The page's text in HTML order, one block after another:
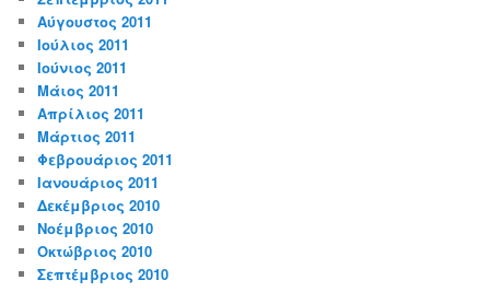
Αύγουστος 2011
Ιούλιος 2011
Ιούνιος 2011
Μάιος 2011
Απρίλιος 2011
Μάρτιος 2011
Φεβρουάριος 2011
Ιανουάριος 2011
Δεκέμβριος 2010
Νοέμβριος 2010
Οκτώβριος 2010
Σεπτέμβριος 2010